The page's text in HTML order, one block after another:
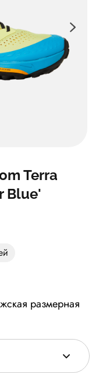
Terra
Blue'
размерная